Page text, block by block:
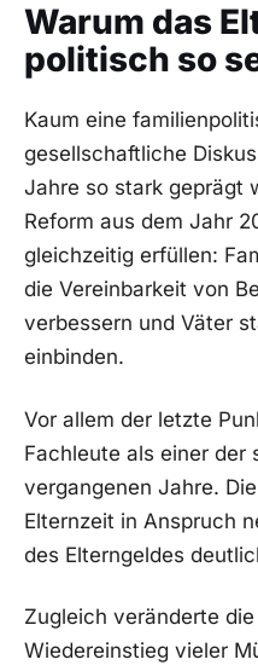
Warum das
politisch so
Kaum eine
gesellschaftliche
Jahre so stark geprägt
Reform aus dem Jahr
gleichzeitig erfüllen:
die Vereinbarkeit von
verbessern und Väter
einbinden.
Vor allem der letzte
Fachleute als einer der
vergangenen Jahre.
Elternzeit in Anspruch
des Elterngeldes
Zugleich veränderte
Wiedereinstieg vieler